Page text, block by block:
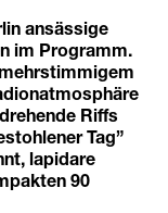
ansässige
im Programm.
Riffs
Tag”
lapidare
90